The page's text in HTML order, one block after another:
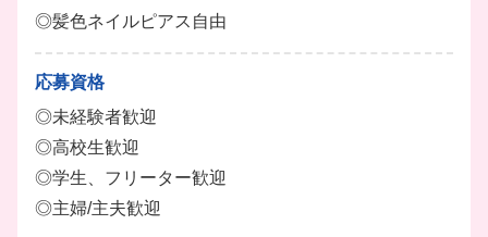
◎髪色ネイルピアス自由
応募資格
◎未経験者歓迎
◎高校生歓迎
◎学生、フリーター歓迎
◎主婦/主夫歓迎